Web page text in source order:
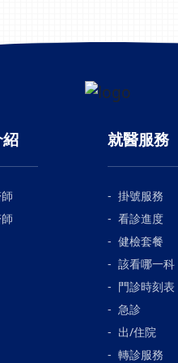
就醫服務
掛號服務
看診進度
健檢套餐
該看哪一科
門診時刻表
急診
出/住院
轉診服務